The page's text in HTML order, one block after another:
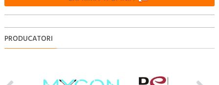
PRODUCATORI